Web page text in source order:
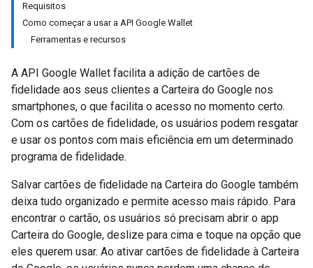
Requisitos
Como começar a usar a API Google Wallet
Ferramentas e recursos
A API Google Wallet facilita a adição de cartões de
fidelidade aos seus clientes a Carteira do Google nos
smartphones, o que facilita o acesso no momento certo.
Com os cartões de fidelidade, os usuários podem resgatar
e usar os pontos com mais eficiência em um determinado
programa de fidelidade.
Salvar cartões de fidelidade na Carteira do Google também
deixa tudo organizado e permite acesso mais rápido. Para
encontrar o cartão, os usuários só precisam abrir o app
Carteira do Google, deslize para cima e toque na opção que
eles querem usar. Ao ativar cartões de fidelidade à Carteira